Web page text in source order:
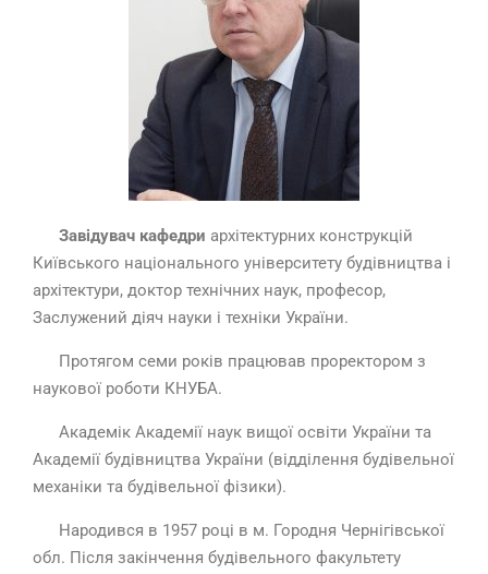
Завідувач кафедри архітектурних конструкцій
Київського національного університету будівництва і
архітектури, доктор технічних наук, професор,
Заслужений діяч науки і техніки України.
Протягом семи років працював проректором з
наукової роботи КНУБА.
Академік Академії наук вищої освіти України та
Академії будівництва України (відділення будівельної
механіки та будівельної фізики).
Народився в 1957 році в м. Городня Чернігівської
обл. Після закінчення будівельного факультету